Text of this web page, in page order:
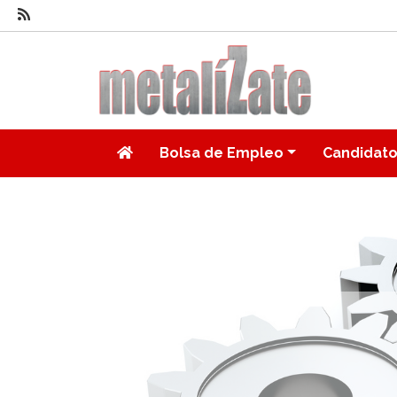
Bolsa de Empleo